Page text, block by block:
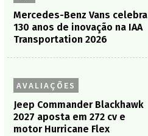
Mercedes-Benz Vans celebra
130 anos de inovação na IAA
Transportation 2026
AVALIAÇÕES
Jeep Commander Blackhawk
2027 aposta em 272 cv e
motor Hurricane Flex